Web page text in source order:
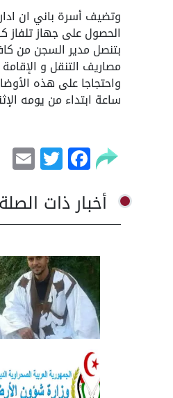
وتضيف أسرة باني ان
الحصول على جهاز تلفاز
بتنصل مدير السجن من
مصاريف التنقل و
ساعة ابتداء من يومه الإثنين 30 مارس
أخبار ذات الصلة